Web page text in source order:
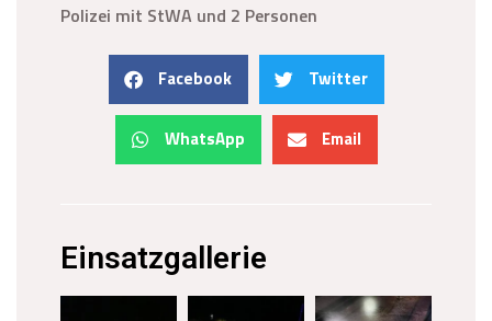
Polizei mit StWA und 2 Personen
Facebook Twitter
WhatsApp Email
Einsatzgallerie